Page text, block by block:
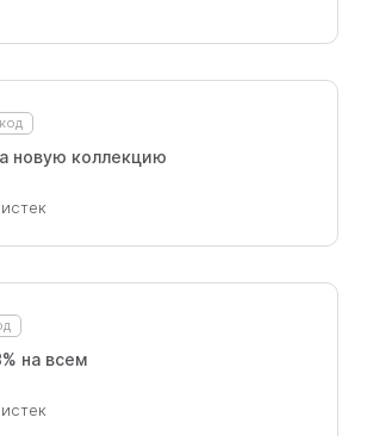
скидками на первую покупку
скидками,на повторные
новую коллекцию
на всем